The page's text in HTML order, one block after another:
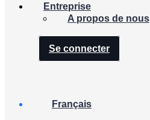
Entreprise
A propos de nous
Se connecter
Français